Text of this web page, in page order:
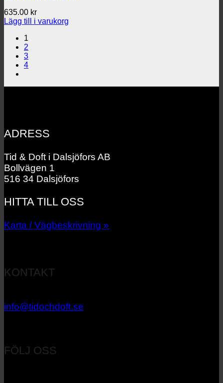
635.00 kr
Lägg till i varukorg
1
2
3
4
ADRESS
Tid & Doft i Dalsjöfors AB
Bollvägen 1
516 34 Dalsjöfors
HITTA TILL OSS
Karta / Vägbeskrivning »
KONTAKT
info@tidochdoft.se
FÖLJ OSS